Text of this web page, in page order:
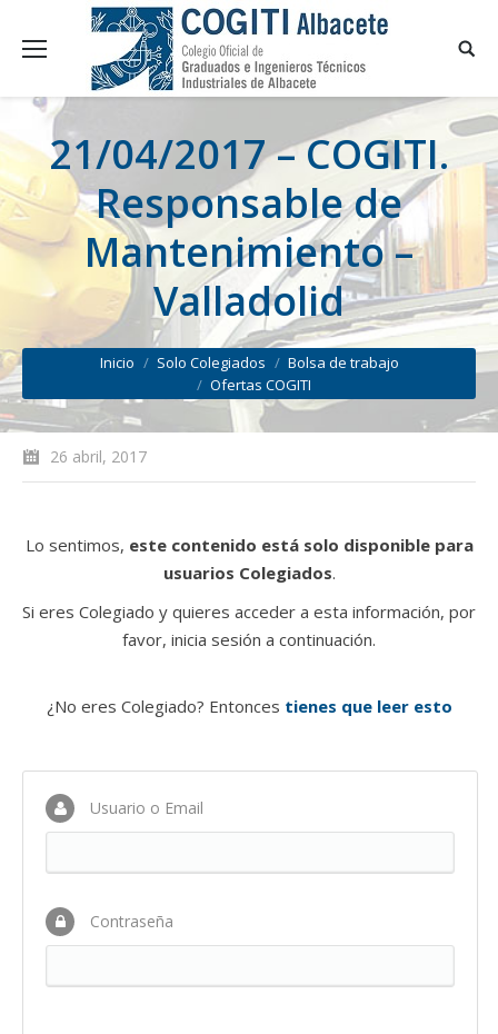
21/04/2017 – COGITI.
Responsable de
Mantenimiento –
Valladolid
You are here:
Inicio Solo Colegiados
Bolsa de trabajo
Ofertas COGITI
26 abril, 2017
Lo sentimos, este contenido está solo disponible para
usuarios Colegiados.
Si eres Colegiado y quieres acceder a esta información, por
favor, inicia sesión a continuación.
¿No eres Colegiado? Entonces tienes que leer esto
Usuario o Email
Contraseña